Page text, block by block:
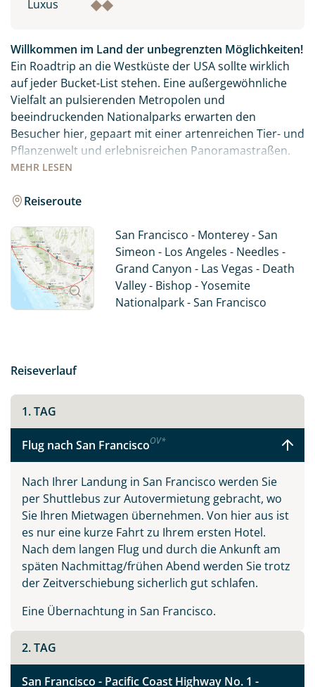
Luxus
MEHR LESEN
Willkommen im Land der unbegrenzten Möglichkeiten!
Ein Roadtrip an die Westküste der USA sollte wirklich
auf jeder Bucket-List stehen. Eine außergewöhnliche
Vielfalt an pulsierenden Metropolen und
beeindruckenden Nationalparks erwarten den
Besucher hier, gepaart mit einer artenreichen Tier- und
Pflanzenwelt und erlebnisreichen Panoramastraßen.
Golden Gate Bridge oder das Hollywood-Sign. Mit
unserer Reise erleben Sie einen perfekten Mix aus den
Städten San Francisco, Los Angeles und Las Vegas,
kombiniert mit den unendlichen Weiten des Westens
und den Nationalparks Grand Canyon, Yosemite und
Death Valley. Also: Worauf warten Sie noch? „Let’s go
West!“
eigene Art sehenswert. So findet man in San Francisco
neben den Cable Cars und der ehemaligen
Gefängnisinsel Alcatraz viele Spuren der Hippie-
Vergangenheit, während sich in Beverly Hills oder
Hollywood die Schönen und Reichen die Klinke in die
Hand geben, und in den zahlreichen Spielcasinos in
den Themenhotels am Las Vegas Strip gerne mal alles
auf eine Karte gesetzt wird.
Eine Fahrt entlang der kurvenreichen Panoramastraße
Pacific Coast Highway No. 1 wird Sie verzaubern und
gehört zweifellos zu den Highlights Kaliforniens. In oft
schwindelerregender Höhe führt diese Straße immer
am Pazifik entlang, mit wunderschönen Ausblicken und
malerischen Örtchen entlang der Strecke.
Vollständig wird eine Reise in den Westen der USA erst
mit einem Besuch der spektakulären Schluchten und
unwirklich scheinenden Felsformationen des
Reiseroute
San Francisco - Monterey - San
Simeon - Los Angeles - Needles -
Grand Canyon - Las Vegas - Death
Valley - Bishop - Yosemite
Nationalpark - San Francisco
Reiseverlauf
1. TAG
Flug nach San FranciscoOV*
Nach Ihrer Landung in San Francisco werden Sie
per Shuttlebus zur Autovermietung gebracht, wo
Sie Ihren Mietwagen übernehmen. Von hier aus ist
es nur eine kurze Fahrt zu Ihrem ersten Hotel.
Nach dem langen Flug und durch die Ankunft am
späten Nachmittag/frühen Abend werden Sie trotz
der Zeitverschiebung sicherlich gut schlafen.
Eine Übernachtung in San Francisco.
2. TAG
San Francisco - Pacific Coast Highway No. 1 -